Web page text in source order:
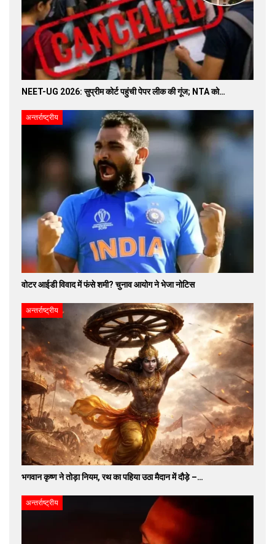
NEET-UG 2026: सुप्रीम कोर्ट पहुंची पेपर लीक की गूंज; NTA को…
अन्तर्राष्ट्रीय
वोटर आईडी विवाद में फंसे शमी? चुनाव आयोग ने भेजा नोटिस
अन्तर्राष्ट्रीय
भगवान कृष्ण ने तोड़ा नियम, रथ का पहिया उठा मैदान में दौड़े –…
अन्तर्राष्ट्रीय